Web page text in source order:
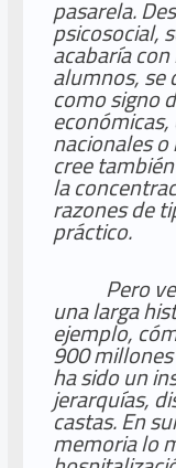
pasarela.
psicosocial,
acabaría
alumnos, se
como signo
nacionales
cree
la
razones de
práctico.
Pero
una larga
ejemplo,
900
ha sido un
jerarquías,
castas. En
memoria lo